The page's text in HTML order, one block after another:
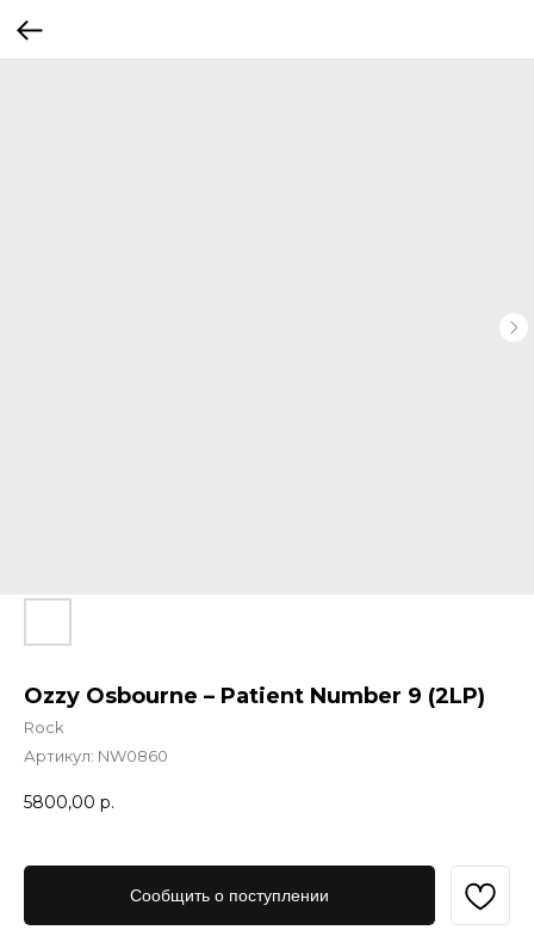
Ozzy Osbourne – Patient Number 9 (2LP)
Rock
Артикул: NW0860
5800,00 р.
Сообщить о поступлении